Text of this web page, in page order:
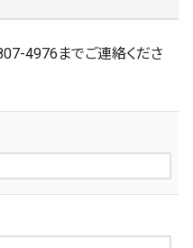
4976までご連絡くださ